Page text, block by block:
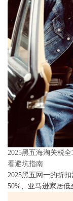
2025黑五海淘关税
看避坑指南
2025黑五网一的折
50%、亚马逊家居低